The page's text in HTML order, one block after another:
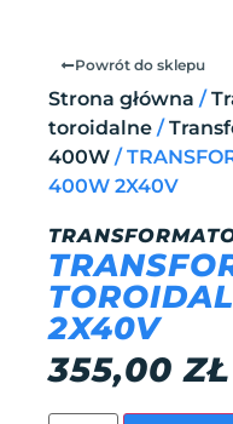
Powrót do sklepu
Strona główna /
toroidalne /
400W /
400W 2X40V
2X40V
355,00ZŁ